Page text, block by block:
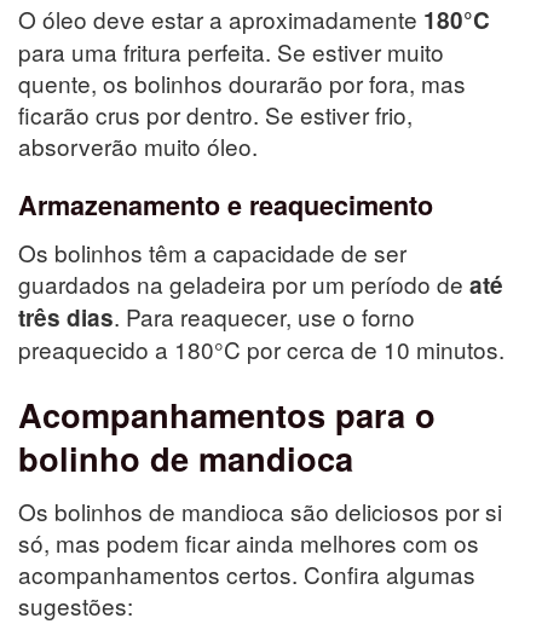
O óleo deve estar a aproximadamente 180°C
para uma fritura perfeita. Se estiver muito
quente, os bolinhos dourarão por fora, mas
ficarão crus por dentro. Se estiver frio,
absorverão muito óleo.
Armazenamento e reaquecimento
Os bolinhos têm a capacidade de ser
guardados na geladeira por um período de até
três dias. Para reaquecer, use o forno
preaquecido a 180°C por cerca de 10 minutos.
Acompanhamentos para o
bolinho de mandioca
Os bolinhos de mandioca são deliciosos por si
só, mas podem ficar ainda melhores com os
acompanhamentos certos. Confira algumas
sugestões: